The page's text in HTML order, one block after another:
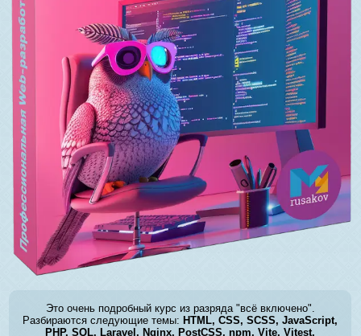
Это очень подробный курс из разряда "всё включено".
Разбираются следующие темы: HTML, CSS, SCSS, JavaScript,
PHP, SQL, Laravel, Nginx, PostCSS, npm, Vite, Vitest,